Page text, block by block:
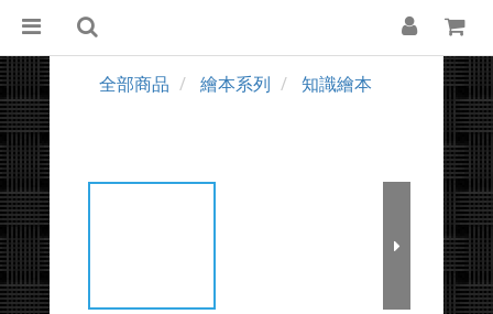
全部商品 繪本系列 知識繪本